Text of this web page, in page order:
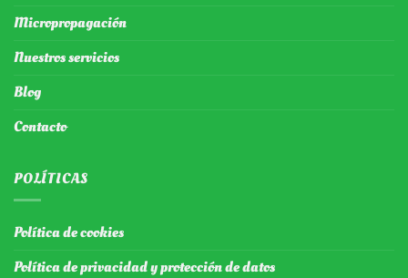
Micropropagación
Nuestros servicios
Blog
Contacto
POLÍTICAS
Política de cookies
Política de privacidad y protección de datos